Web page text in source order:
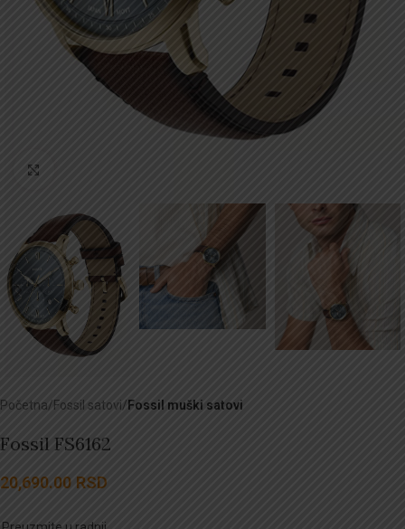
Početna Fossil satovi Fossil muški satovi
Fossil FS6162
20,690.00 RSD